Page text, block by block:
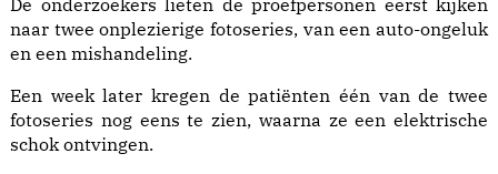
De onderzoekers lieten de proefpersonen eerst kijken
naar twee onplezierige fotoseries, van een auto-ongeluk
en een mishandeling.
Een week later kregen de patiënten één van de twee
fotoseries nog eens te zien, waarna ze een elektrische
schok ontvingen.